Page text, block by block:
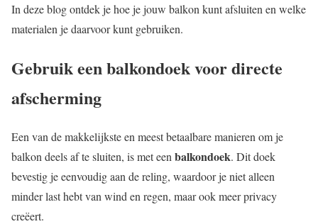
In deze blog ontdek je hoe je jouw balkon kunt afsluiten en welke
materialen je daarvoor kunt gebruiken.
Gebruik een balkondoek voor directe
afscherming
Een van de makkelijkste en meest betaalbare manieren om je
balkon deels af te sluiten, is met een balkondoek. Dit doek
bevestig je eenvoudig aan de reling, waardoor je niet alleen
minder last hebt van wind en regen, maar ook meer privacy
creëert.